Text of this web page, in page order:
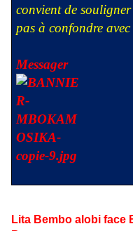
convient de
pas à confondre avec
Messager
Lita Bembo alobi face